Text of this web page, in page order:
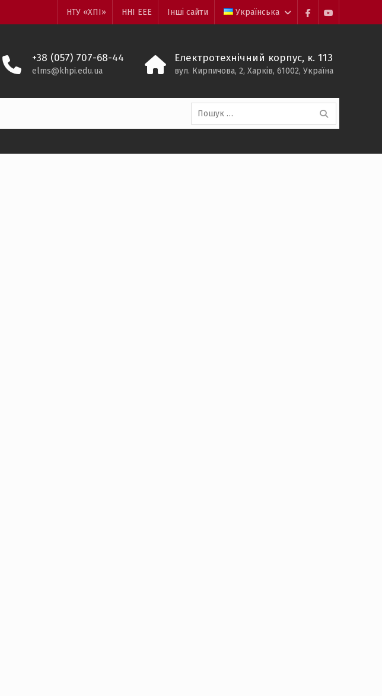
FacebookYouTube
НТУ «ХПІ» ННІ ЕЕЕ Інші сайти Українська
+38 (057) 707-68-44
elms@khpi.edu.ua
Електротехнічний корпус, к. 113
вул. Кирпичова, 2, Харків, 61002, Україна
Пошук: